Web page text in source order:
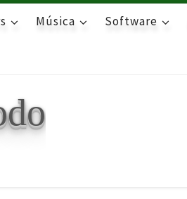
Música Software